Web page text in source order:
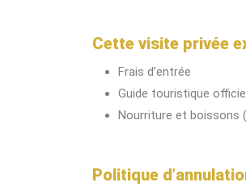
Cette visite privée
Frais d’entrée
Guide touristique
Nourriture et boissons
Politique